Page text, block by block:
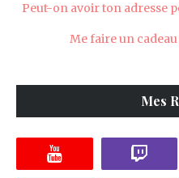
Peut-on avoir ton adresse
Me faire un
Mes